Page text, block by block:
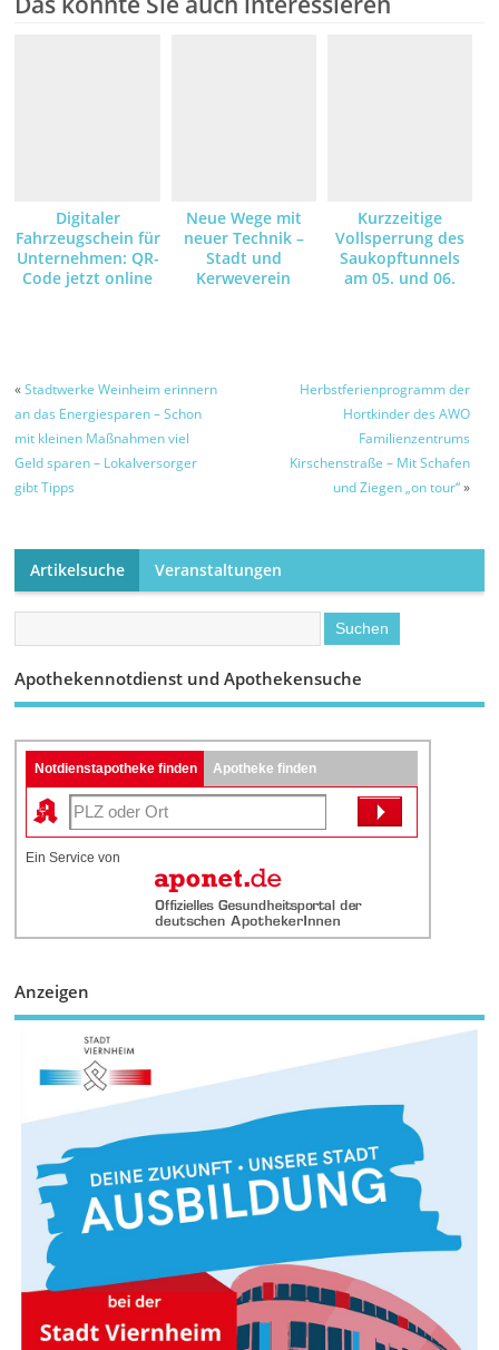
Digitaler
Fahrzeugschein für
Unternehmen: QR-
Code jetzt online
Neue Wege mit
neuer Technik –
Stadt und
Kerweverein
Brandgefahr mit
LED-Leuchten
Kurzzeitige
Vollsperrung des
Saukopftunnels
am 05. und 06.
«Stadtwerke Weinheim erinnern
an das Energiesparen – Schon
mit kleinen Maßnahmen viel
Geld sparen – Lokalversorger
gibt Tipps
Herbstferienprogramm der
Hortkinder des AWO
Familienzentrums
Kirschenstraße – Mit Schafen
und Ziegen „on tour“»
Artikelsuche Veranstaltungen
Apothekennotdienst und Apothekensuche
Notdienstapotheke finden Apotheke finden
Ein Service von
Anzeigen